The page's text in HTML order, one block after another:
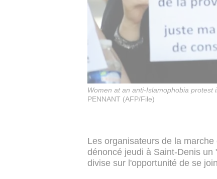
Women at an anti-Islamophobia
PENNANT (AFP/File)
Les organisateurs de la
dénoncé jeudi à Saint-Denis
divise sur l'opportunité de se